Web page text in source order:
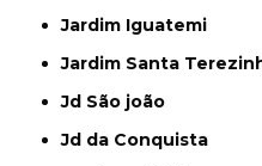
Jardim Iguatemi
Jardim Santa
Jd São joão
Jd da Conquista